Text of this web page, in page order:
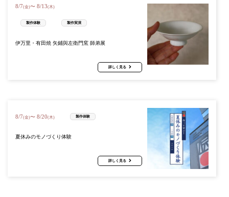
8/7(金)〜 8/13(木)
製作体験 製作実演
伊万里・有田焼 矢鋪與左衛門窯 師弟展
詳しく見る
8/7(金)〜 8/20(木) 製作体験
夏休みのモノづくり体験
詳しく見る